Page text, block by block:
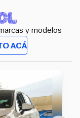
y modelos
ACÁ